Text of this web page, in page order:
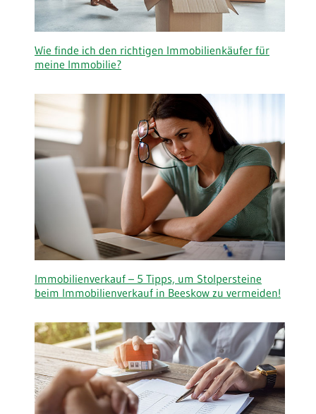
Wie finde ich den richtigen Immobilienkäufer für
meine Immobilie?
Immobilienverkauf – 5 Tipps, um Stolpersteine
beim Immobilienverkauf in Beeskow zu vermeiden!